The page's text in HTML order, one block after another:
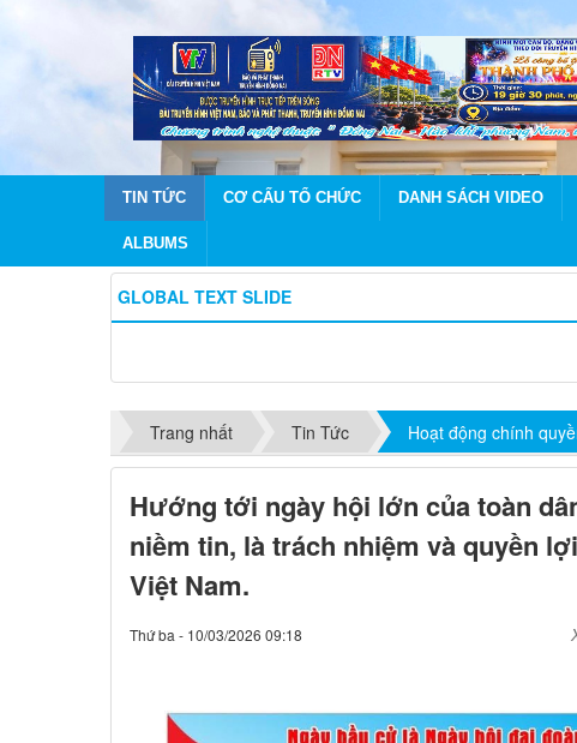
TIN TỨC CƠ CẤU TỔ CHỨC DANH SÁCH VIDEO
ALBUMS
GLOBAL TEXT SLIDE
Trang nhất Tin Tức Hoạt động chính
Hướng tới ngày hội lớn của toàn
niềm tin, là trách nhiệm và quyền
Việt Nam.
Thứ ba - 10/03/2026 09:18